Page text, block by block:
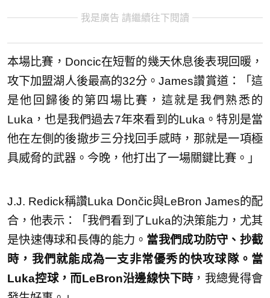
我是廣告 請繼續往下閱讀
本場比賽，Doncic在短暫的幾天休息後表現回暖，
攻下加盟湖人後最高的32分。James讚賞道：「這
是他回歸後的第四場比賽，這就是我們熟悉的
Luka，也是我們過去7年來看到的Luka。特別是當
他在左側的後撤步三分找回手感時，那就是一項極
具威脅的武器。今晚，他打出了一場關鍵比賽。」
J.J. Redick稱讚Luka Dončic與LeBron James的配
合，他表示：「我們看到了Luka的決策能力，尤其
是快速傳球和長傳的能力。 當我們成功防守、抄截
時，我們就能成為一支非常優秀的快攻球隊。當
Luka控球，而LeBron沿邊線快下時，我總覺得會